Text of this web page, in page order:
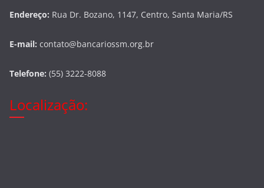
Endereço: Rua Dr. Bozano, 1147, Centro, Santa Maria/RS
E-mail: contato@bancariossm.org.br
Telefone: (55) 3222-8088
Localização: